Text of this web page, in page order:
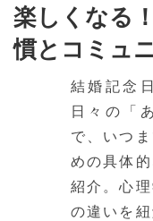
楽しくなる
慣とコミュ
結婚記念
日々の「
で、いつ
めの具体
紹介。心
の違いを